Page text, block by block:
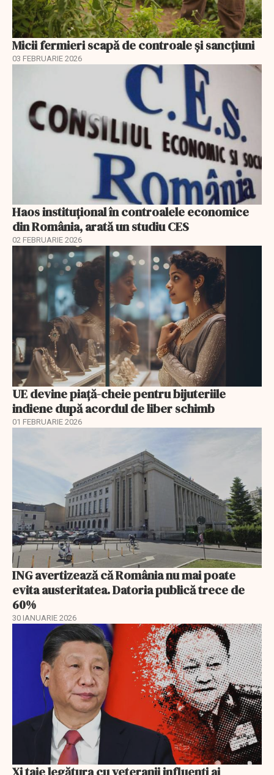
Micii fermieri scapă de controale și sancțiuni
03 FEBRUARIE 2026
Haos instituțional în controalele economice
din România, arată un studiu CES
02 FEBRUARIE 2026
UE devine piață-cheie pentru bijuteriile
indiene după acordul de liber schimb
01 FEBRUARIE 2026
ING avertizează că România nu mai poate
evita austeritatea. Datoria publică trece de
60%
30 IANUARIE 2026